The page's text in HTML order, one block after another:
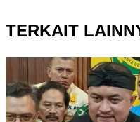
TERKAIT